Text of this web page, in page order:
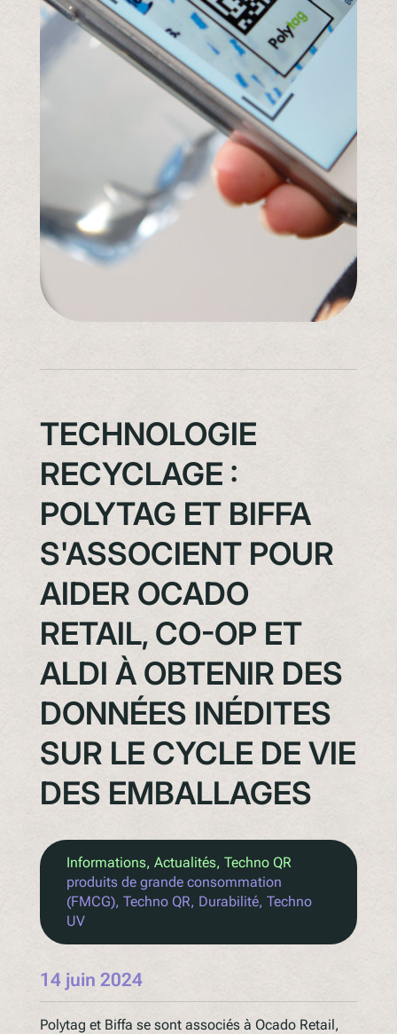
TECHNOLOGIE
RECYCLAGE :
POLYTAG ET BIFFA
S'ASSOCIENT POUR
AIDER OCADO
RETAIL, CO-OP ET
ALDI À OBTENIR DES
DONNÉES INÉDITES
SUR LE CYCLE DE VIE
DES EMBALLAGES
Informations, Actualités, Techno QR
produits de grande consommation
(FMCG), Techno QR, Durabilité, Techno
UV
14 juin 2024
Polytag et Biffa se sont associés à Ocado Retail,